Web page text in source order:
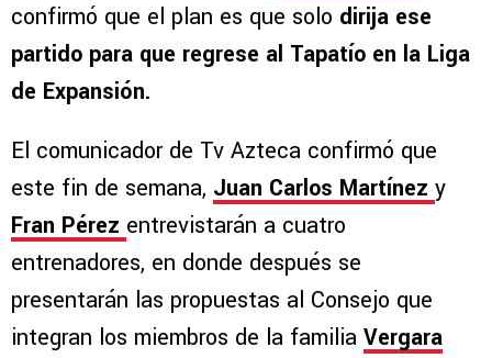
confirmó que el plan es que solo dirija ese
partido para que regrese al Tapatío en la Liga
de Expansión.
El comunicador de Tv Azteca confirmó que
este fin de semana, Juan Carlos Martínez y
Fran Pérez entrevistarán a cuatro
entrenadores, en donde después se
presentarán las propuestas al Consejo que
integran los miembros de la familia Vergara